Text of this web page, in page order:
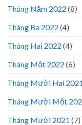
Tháng Năm 2022 (8)
Tháng Ba 2022 (4)
Tháng Hai 2022 (4)
Tháng Một 2022 (6)
Tháng Mười Hai 2021
Tháng Mười Một
Tháng Mười 2021 (7)